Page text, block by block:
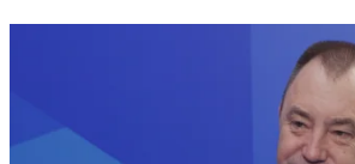
Смотреть позже